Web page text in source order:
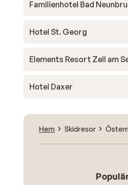
Familienhotel Bad
Hotel St. Georg
Elements Resort Zell am
Hotel Daxer
Hem Skidresor